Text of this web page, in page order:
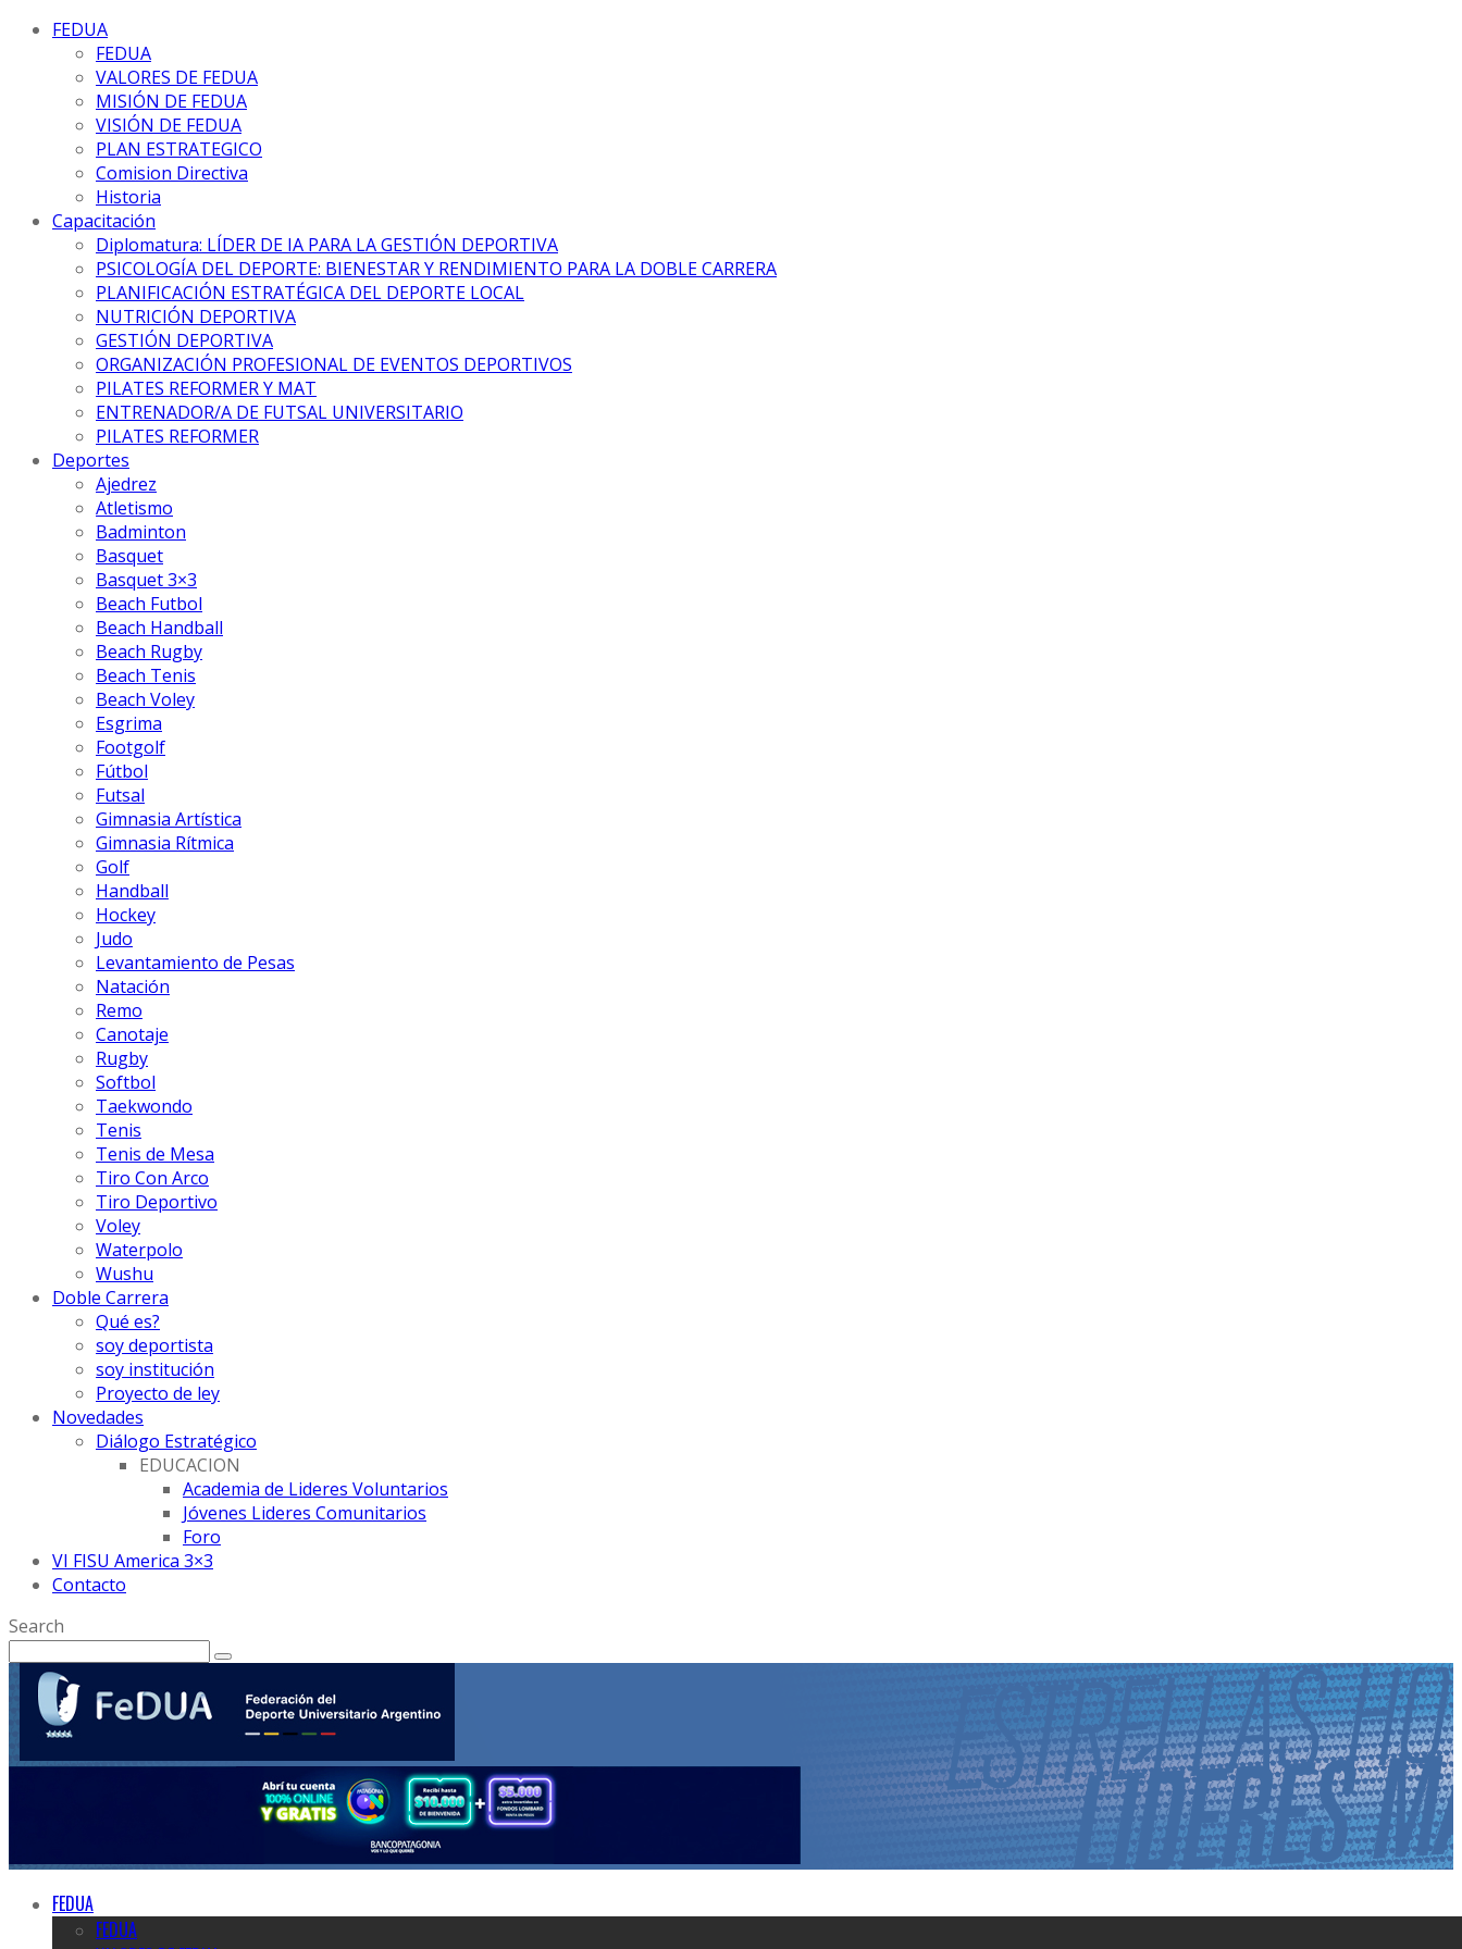
FEDUA
FEDUA
VALORES DE FEDUA
MISIÓN DE FEDUA
VISIÓN DE FEDUA
PLAN ESTRATEGICO
Comision Directiva
Historia
Capacitación
Diplomatura: LÍDER DE IA PARA LA GESTIÓN DEPORTIVA
PSICOLOGÍA DEL DEPORTE: BIENESTAR Y RENDIMIENTO PARA LA DOBLE CARRERA
PLANIFICACIÓN ESTRATÉGICA DEL DEPORTE LOCAL
NUTRICIÓN DEPORTIVA
GESTIÓN DEPORTIVA
ORGANIZACIÓN PROFESIONAL DE EVENTOS DEPORTIVOS
PILATES REFORMER Y MAT
ENTRENADOR/A DE FUTSAL UNIVERSITARIO
PILATES REFORMER
Deportes
Ajedrez
Atletismo
Badminton
Basquet
Basquet 3×3
Beach Futbol
Beach Handball
Beach Rugby
Beach Tenis
Beach Voley
Esgrima
Footgolf
Fútbol
Futsal
Gimnasia Artística
Gimnasia Rítmica
Golf
Handball
Hockey
Judo
Levantamiento de Pesas
Natación
Remo
Canotaje
Rugby
Softbol
Taekwondo
Tenis
Tenis de Mesa
Tiro Con Arco
Tiro Deportivo
Voley
Waterpolo
Wushu
Doble Carrera
Qué es?
soy deportista
soy institución
Proyecto de ley
Novedades
Diálogo Estratégico
EDUCACION
Academia de Lideres Voluntarios
Jóvenes Lideres Comunitarios
Foro
VI FISU America 3×3
Contacto
Search
FEDUA
FEDUA